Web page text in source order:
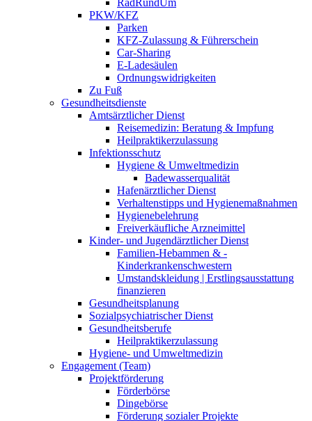
RadRundUm
PKW/KFZ
Parken
KFZ-Zulassung & Führerschein
Car-Sharing
E-Ladesäulen
Ordnungswidrigkeiten
Zu Fuß
Gesundheitsdienste
Amtsärztlicher Dienst
Reisemedizin: Beratung & Impfung
Heilpraktikerzulassung
Infektionsschutz
Hygiene & Umweltmedizin
Badewasserqualität
Hafenärztlicher Dienst
Verhaltenstipps und Hygienemaßnahmen
Hygienebelehrung
Freiverkäufliche Arzneimittel
Kinder- und Jugendärztlicher Dienst
Familien-Hebammen & -
Kinderkrankenschwestern
Umstandskleidung | Erstlingsausstattung
finanzieren
Gesundheitsplanung
Sozialpsychiatrischer Dienst
Gesundheitsberufe
Heilpraktikerzulassung
Hygiene- und Umweltmedizin
Engagement (Team)
Projektförderung
Förderbörse
Dingebörse
Förderung sozialer Projekte